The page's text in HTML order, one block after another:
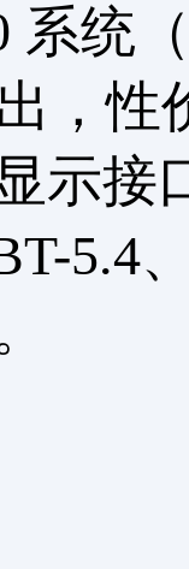
系统
，性
示接
5.4